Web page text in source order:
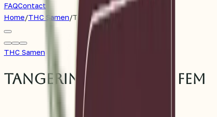
FAQContact
Home/THC Samen/Tangerine Sugar ® -3- Fem
THC Samen
Tangerine Sugar ® -3- Fem